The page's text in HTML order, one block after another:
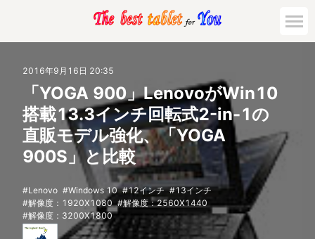
活用対策と事例
主要機種の比較
ゲーミング
法人向け
2016年9月16日 20:35
「YOGA 900」LenovoがWin10
搭載13.3インチ回転式2-in-1の
直販モデル強化、「YOGA
900S」と比較
Lenovo Windows 10 12インチ
13インチ
解像度：1920X1080
解像度：2560X1440
解像度：3200X1800